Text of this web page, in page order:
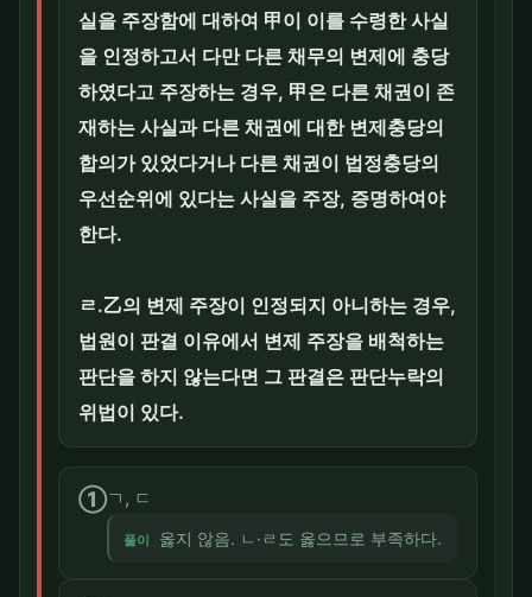
실을 주장함에 대하여 甲이 이를 수령한 사실
을 인정하고서 다만 다른 채무의 변제에 충당
하였다고 주장하는 경우, 甲은 다른 채권이 존
재하는 사실과 다른 채권에 대한 변제충당의
합의가 있었다거나 다른 채권이 법정충당의
우선순위에 있다는 사실을 주장, 증명하여야
한다.
ㄹ.乙의 변제 주장이 인정되지 아니하는 경우,
법원이 판결 이유에서 변제 주장을 배척하는
판단을 하지 않는다면 그 판결은 판단누락의
위법이 있다.
①ㄱ, ㄷ
풀이 옳지 않음. ㄴ·ㄹ도 옳으므로 부족하다.